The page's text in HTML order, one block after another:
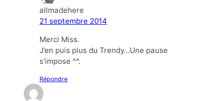
allmadehere
21 septembre 2014
Merci Miss.
J’en puis plus du Trendy…Une pause
s’impose ^^.
Répondre